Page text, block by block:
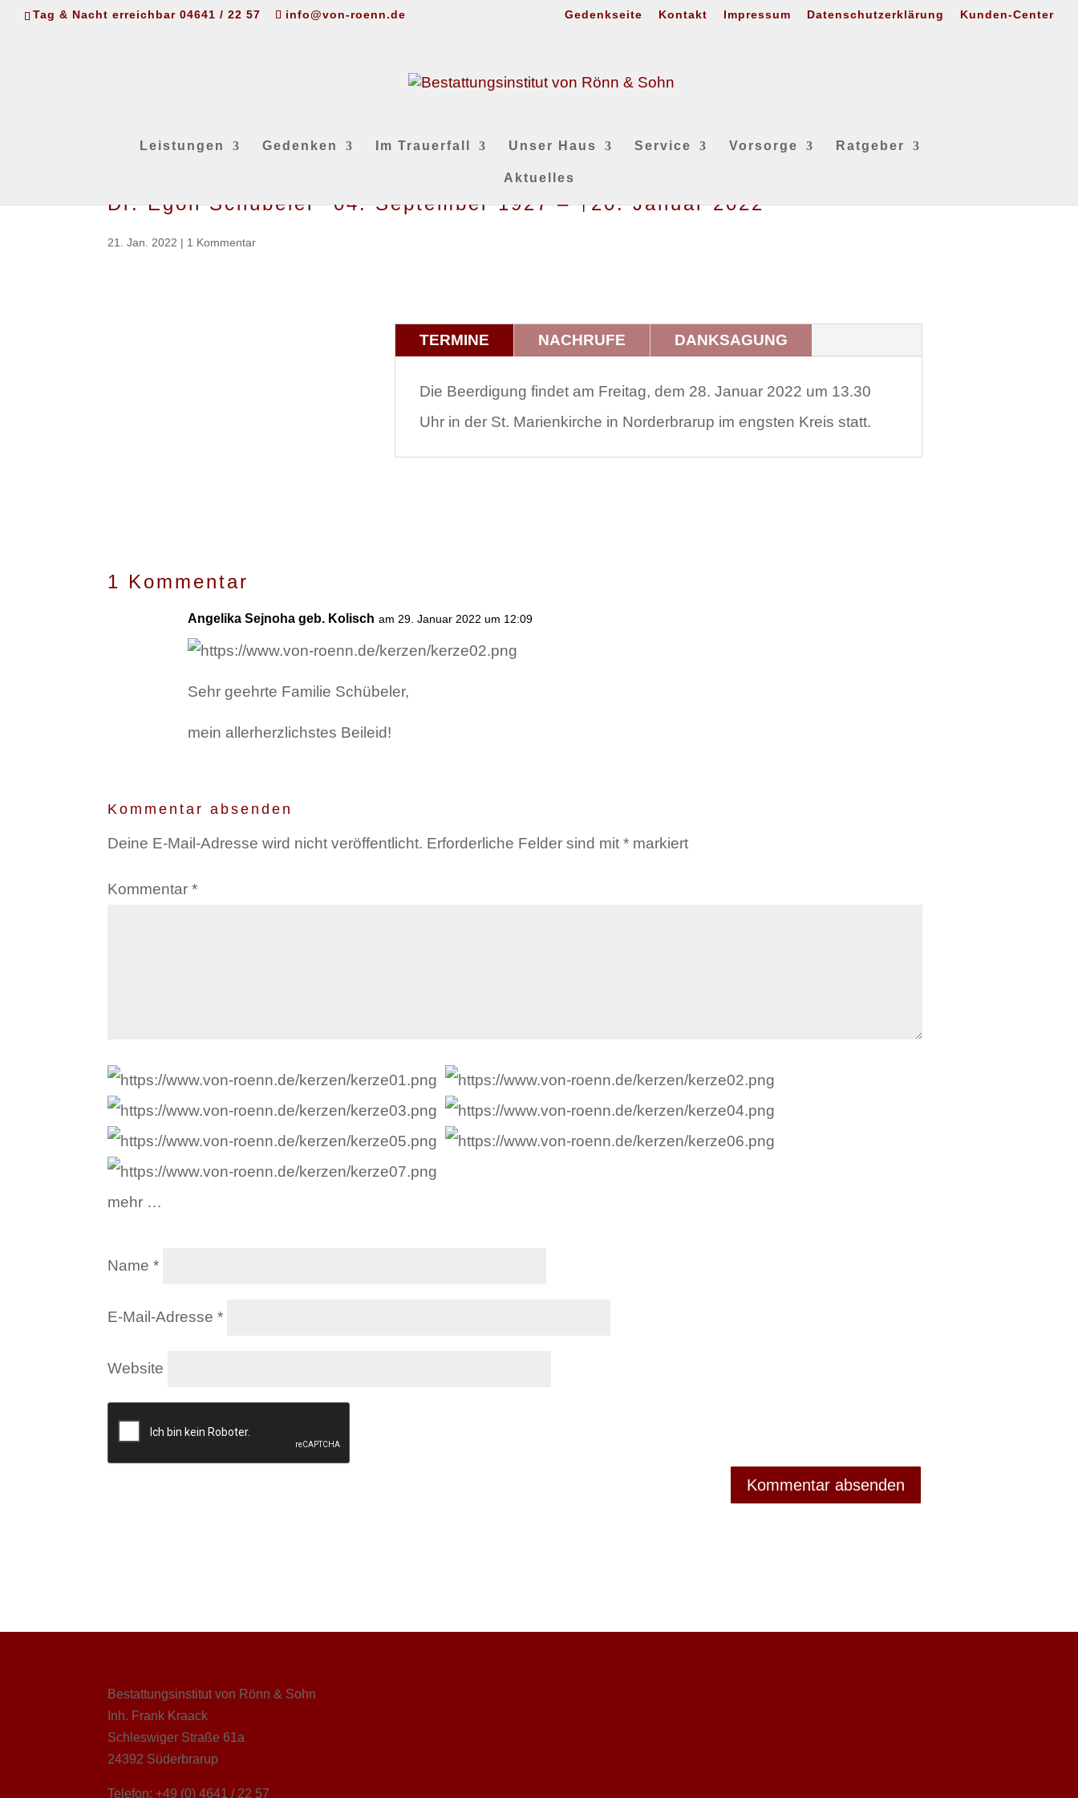
Tag & Nacht erreichbar 04641 / 22 57 info@von-roenn.de Gedenkseite Kontakt Impressum Datenschutzerklärung Kunden-Center
Leistungen Gedenken Im Trauerfall Unser Haus Service Vorsorge Ratgeber
Aktuelles
Dr. Egon Schübeler *04. September 1927 – †20. Januar 2022
21. Jan. 2022 | 1 Kommentar
TERMINE NACHRUFE DANKSAGUNG
Die Beerdigung findet am Freitag, dem 28. Januar 2022 um 13.30
Uhr in der St. Marienkirche in Norderbrarup im engsten Kreis statt.
1 Kommentar
Angelika Sejnoha geb. Kolisch am 29. Januar 2022 um 12:09
Sehr geehrte Familie Schübeler,
mein allerherzlichstes Beileid!
Kommentar absenden
Deine E-Mail-Adresse wird nicht veröffentlicht. Erforderliche Felder sind mit* markiert
Kommentar*
mehr …
Name*
E-Mail-Adresse*
Website
Bestattungsinstitut von Rönn & Sohn
Inh. Frank Kraack
Schleswiger Straße 61a
24392 Süderbrarup
Telefon: +49 (0) 4641 / 22 57